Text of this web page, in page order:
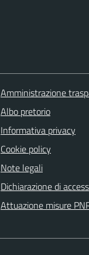
Amministrazione
Albo pretorio
Informativa privacy
Cookie policy
Note legali
Dichiarazione di
Attuazione misure